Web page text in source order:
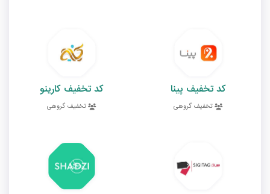
کد تخفیف پینا
تخفیف گروهی
کد تخفیف کارینو
تخفیف گروهی